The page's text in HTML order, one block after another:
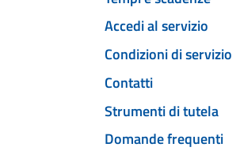
Accedi al servizio
Condizioni di servizio
Contatti
Strumenti di tutela
Domande frequenti